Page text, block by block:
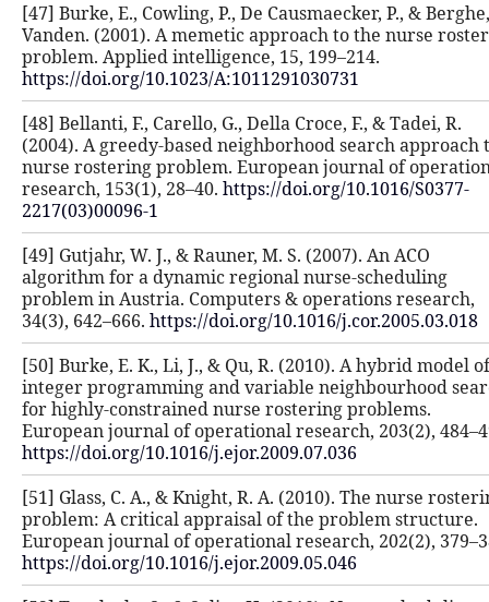
[47] Burke, E., Cowling, P., De
Vanden. (2001). A memetic
problem. Applied intelligence, 15,
https://doi.org/10.1023/
[48] Bellanti, F., Carello, G., Della
(2004). A greedy-based
nurse rostering problem.
research, 153(1), 28–40.https://
[49] Gutjahr, W. J., & Rauner, M. S.
algorithm for a dynamic regional
problem in Austria. Computers &
34(3), 642–666.https://doi.org/
[50] Burke, E. K., Li, J., & Qu, R.
integer programming and variable
for highly-constrained nurse
European journal of operational
https://doi.org/10.1016/
[51] Glass, C. A., & Knight, R. A.
problem: A critical appraisal of
European journal of operational
https://doi.org/10.1016/